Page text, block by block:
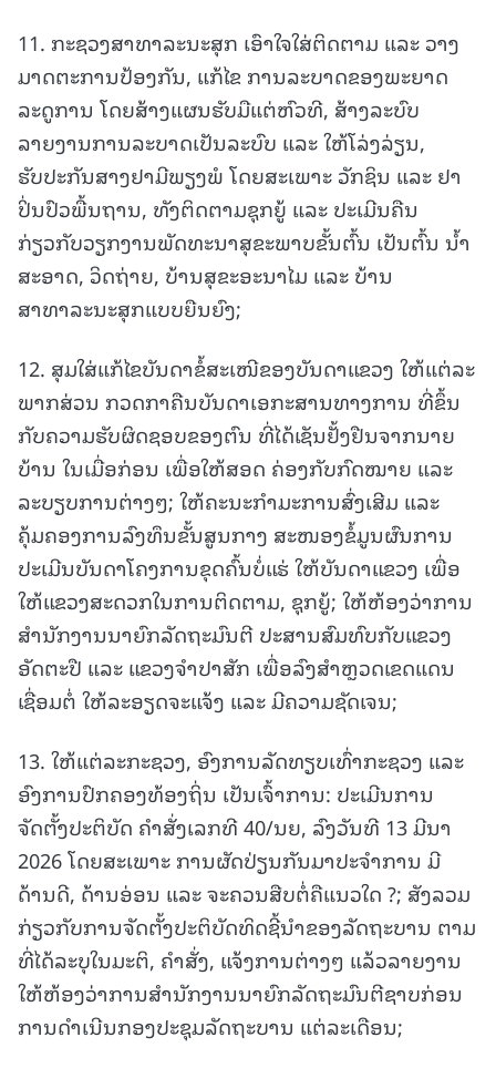
11. ກະຊວງສາທາລະນະສຸກ ເອົາໃຈໃສ່ຕິດຕາມ ແລະ ວາງ
ມາດຕະການປ້ອງກັນ, ແກ້ໄຂ ການລະບາດຂອງພະຍາດ
ລະດູການ ໂດຍສ້າງແຜນຮັບມືແຕ່ຫົວທີ, ສ້າງລະບົບ
ລາຍງານການລະບາດເປັນລະບົບ ແລະ ໃຫ້ໂລ່ງລ່ຽນ,
ຮັບປະກັນສາງຢາມີພຽງພໍ ໂດຍສະເພາະ ວັກຊິນ ແລະ ຢາ
ປິ່ນປົວພື້ນຖານ, ທັງຕິດຕາມຊຸກຍູ້ ແລະ ປະເມີນຄືນ
ກ່ຽວກັບວຽກງານພັດທະນາສຸຂະພາບຂັ້ນຕົ້ນ ເປັນຕົ້ນ ນໍ້າ
ສະອາດ, ວິດຖ່າຍ, ບ້ານສຸຂະອະນາໄມ ແລະ ບ້ານ
ສາທາລະນະສຸກແບບຍືນຍົງ;
12. ສຸມໃສ່ແກ້ໄຂບັນດາຂໍ້ສະເໜີຂອງບັນດາແຂວງ ໃຫ້ແຕ່ລະ
ພາກສ່ວນ ກວດກາຄືນບັນດາເອກະສານທາງການ ທີ່ຂຶ້ນ
ກັບຄວາມຮັບຜິດຊອບຂອງຕົນ ທີ່ໄດ້ເຊັນຢັ້ງຢືນຈາກນາຍ
ບ້ານ ໃນເມື່ອກ່ອນ ເພື່ອໃຫ້ສອດ ຄ່ອງກັບກົດໝາຍ ແລະ
ລະບຽບການຕ່າງໆ; ໃຫ້ຄະນະກໍາມະການສົ່ງເສີມ ແລະ
ຄຸ້ມຄອງການລົງທຶນຂັ້ນສູນກາງ ສະໜອງຂໍ້ມູນຜົນການ
ປະເມີນບັນດາໂຄງການຂຸດຄົ້ນບໍ່ແຮ່ ໃຫ້ບັນດາແຂວງ ເພື່ອ
ໃຫ້ແຂວງສະດວກໃນການຕິດຕາມ, ຊຸກຍູ້; ໃຫ້ຫ້ອງວ່າການ
ສໍານັກງານນາຍົກລັດຖະມົນຕີ ປະສານສົມທົບກັບແຂວງ
ອັດຕະປື ແລະ ແຂວງຈໍາປາສັກ ເພື່ອລົງສໍາຫຼວດເຂດແດນ
ເຊື່ອມຕໍ່ ໃຫ້ລະອຽດຈະແຈ້ງ ແລະ ມີຄວາມຊັດເຈນ;
13. ໃຫ້ແຕ່ລະກະຊວງ, ອົງການລັດທຽບເທົ່າກະຊວງ ແລະ
ອົງການປົກຄອງທ້ອງຖິ່ນ ເປັນເຈົ້າການ: ປະເມີນການ
ຈັດຕັ້ງປະຕິບັດ ຄໍາສັ່ງເລກທີ 40/ນຍ, ລົງວັນທີ 13 ມີນາ
2026 ໂດຍສະເພາະ ການຜັດປ່ຽນກັນມາປະຈໍາການ ມີ
ດ້ານດີ, ດ້ານອ່ອນ ແລະ ຈະຄວນສືບຕໍ່ຄືແນວໃດ ?; ສັງລວມ
ກ່ຽວກັບການຈັດຕັ້ງປະຕິບັດທິດຊີ້ນໍາຂອງລັດຖະບານ ຕາມ
ທີ່ໄດ້ລະບຸໃນມະຕິ, ຄໍາສັ່ງ, ແຈ້ງການຕ່າງໆ ແລ້ວລາຍງານ
ໃຫ້ຫ້ອງວ່າການສໍານັກງານນາຍົກລັດຖະມົນຕີຊາບກ່ອນ
ການດໍາເນີນກອງປະຊຸມລັດຖະບານ ແຕ່ລະເດືອນ;